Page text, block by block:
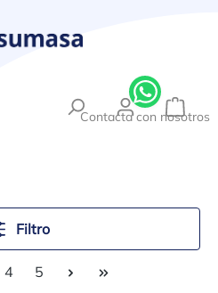
Filtro
Página
4 Página
5
Contacta con nosotros